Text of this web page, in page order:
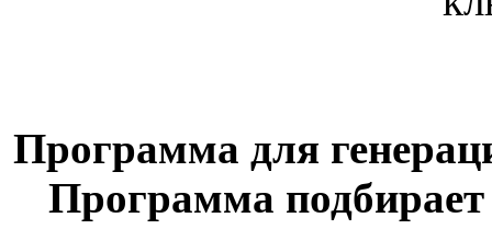
Программа для
Программа